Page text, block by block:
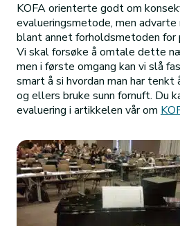
KOFA orienterte godt om
evalueringsmetode, men
blant annet forholdsmetoden for
Vi skal forsøke å omtale dette
men i første omgang kan vi slå
smart å si hvordan man har tenkt
og ellers bruke sunn fornuft. Du
evaluering i artikkelen vår om